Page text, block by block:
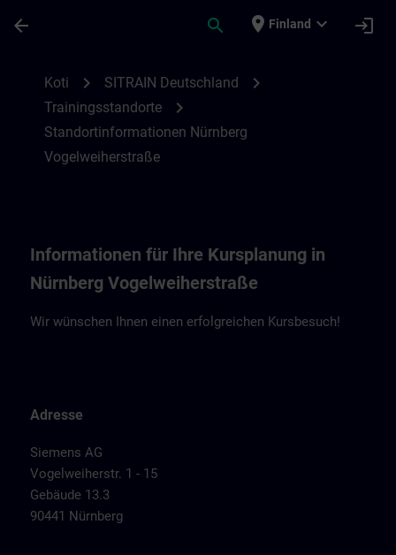
arrow_back search place Finland expand_more login
Koti chevron_right SITRAIN Deutschland chevron_right
Trainingsstandorte chevron_right
Standortinformationen Nürnberg
Vogelweiherstraße
Informationen für Ihre Kursplanung in
Nürnberg Vogelweiherstraße
Wir wünschen Ihnen einen erfolgreichen Kursbesuch!
Adresse
Siemens AG
Vogelweiherstr. 1 - 15
Gebäude 13.3
90441 Nürnberg